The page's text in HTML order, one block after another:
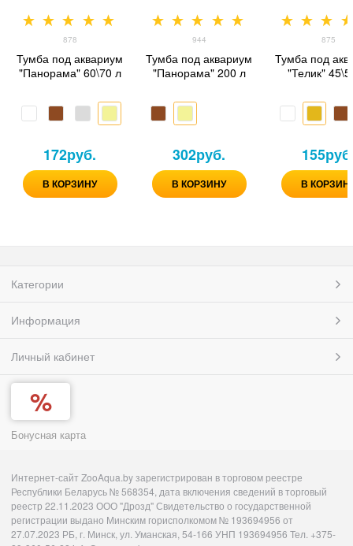
878
Тумба под аквариум
"Панорама" 60\70 л
172руб.
В КОРЗИНУ
944
Тумба под аквариум
"Панорама" 200 л
302руб.
В КОРЗИНУ
875
Тумба под
"Телик"
155
В
Категории
Информация
Личный кабинет
Бонусная карта
Интернет-сайт ZooAqua.by зарегистрирован в торговом реестре
Республики Беларусь № 568354, дата включения сведений в торговый
реестр 22.11.2023 ООО "Дрозд" Свидетельство о государственной
регистрации выдано Минским горисполкомом № 193694956 от
27.07.2023 РБ, г. Минск, ул. Уманская, 54-166 УНП 193694956 Тел. +375-